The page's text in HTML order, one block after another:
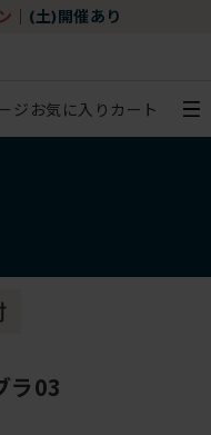
(土)開催あり
ジ お気に入り カート
ラ03